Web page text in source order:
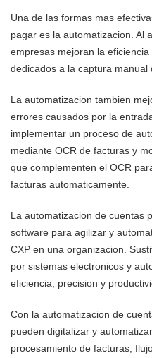
Una de las formas mas
pagar es la automatizacion. Al
empresas mejoran la
dedicados a la captura manual
La automatizacion tambien
errores causados por la
implementar un proceso de
mediante OCR de facturas y
que complementen el OCR
facturas automaticamente.
La automatizacion de cuentas
software para agilizar y
CXP en una organizacion.
por sistemas electronicos y
eficiencia, precision y
Con la automatizacion de
pueden digitalizar y
procesamiento de facturas,